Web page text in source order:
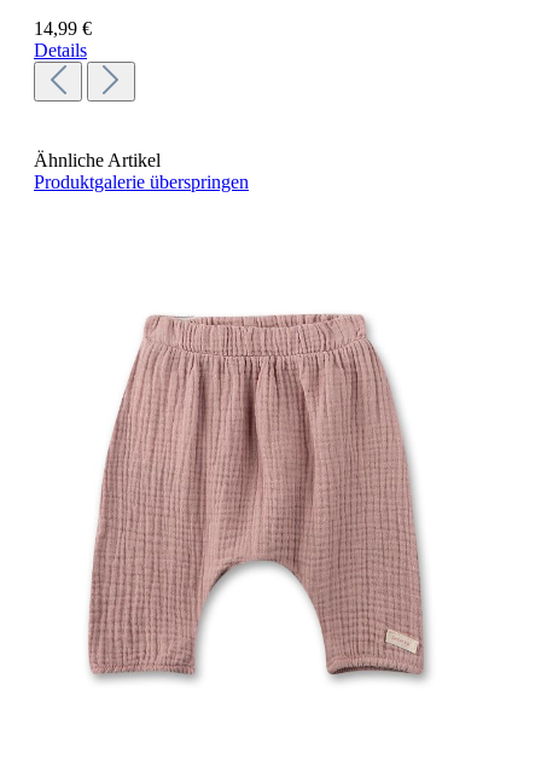
14,99 €
Details
Ähnliche Artikel
Produktgalerie überspringen